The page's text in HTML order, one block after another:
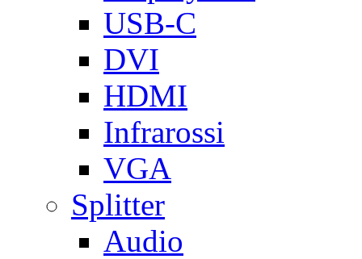
USB-C
DVI
HDMI
Infrarossi
VGA
Splitter
Audio